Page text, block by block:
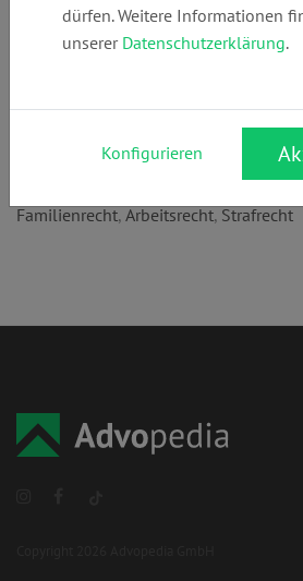
Familienrecht, Arbeitsrecht, Strafrecht
dürfen. Weitere Informationen
unserer Datenschutzerklärung.
Konfigurieren